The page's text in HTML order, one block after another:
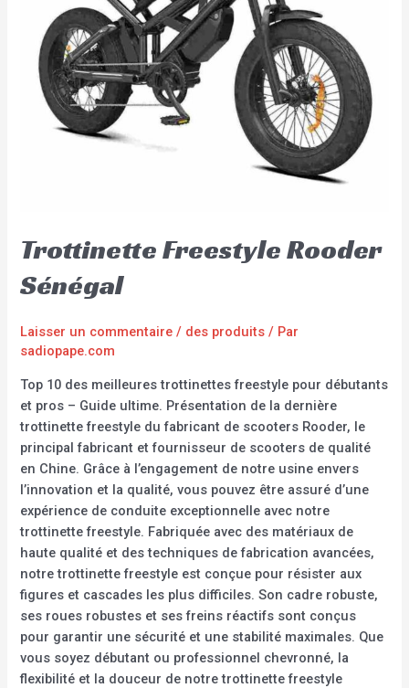
Trottinette Freestyle Rooder
Sénégal
Laisser un commentaire / des produits / Par
sadiopape.com
Top 10 des meilleures trottinettes freestyle pour débutants
et pros – Guide ultime. Présentation de la dernière
trottinette freestyle du fabricant de scooters Rooder, le
principal fabricant et fournisseur de scooters de qualité
en Chine. Grâce à l’engagement de notre usine envers
l’innovation et la qualité, vous pouvez être assuré d’une
expérience de conduite exceptionnelle avec notre
trottinette freestyle. Fabriquée avec des matériaux de
haute qualité et des techniques de fabrication avancées,
notre trottinette freestyle est conçue pour résister aux
figures et cascades les plus difficiles. Son cadre robuste,
ses roues robustes et ses freins réactifs sont conçus
pour garantir une sécurité et une stabilité maximales. Que
vous soyez débutant ou professionnel chevronné, la
flexibilité et la douceur de notre trottinette freestyle